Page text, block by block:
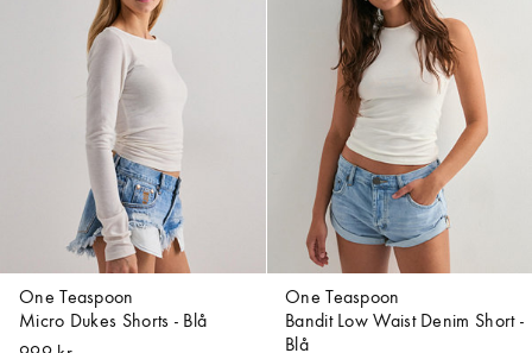
One Teaspoon
Micro Dukes Shorts - Blå
One Teaspoon
Bandit Low Waist Denim Short -
Blå